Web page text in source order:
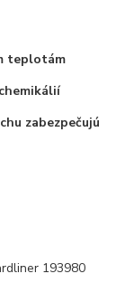
teplotám
zabezpečujú